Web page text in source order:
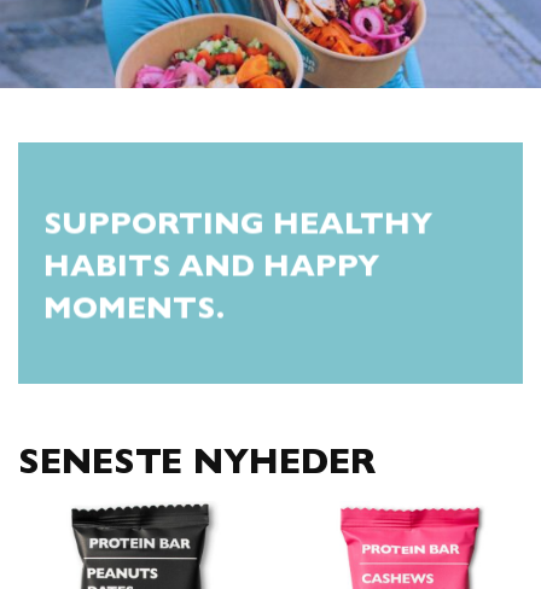
SUPPORTING HEALTHY
HABITS AND HAPPY
MOMENTS.
SENESTE NYHEDER